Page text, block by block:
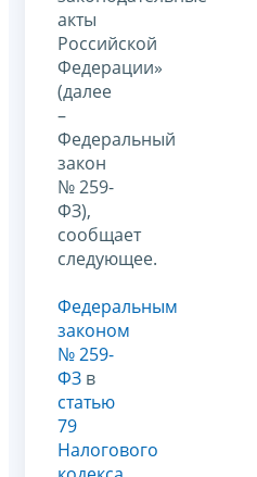
акты
Российской
Федерации»
(далее
–
Федеральный
закон
№ 259-
ФЗ),
сообщает
следующее.
Федеральным
законом
№ 259-
ФЗ в
статью
79
Налогового